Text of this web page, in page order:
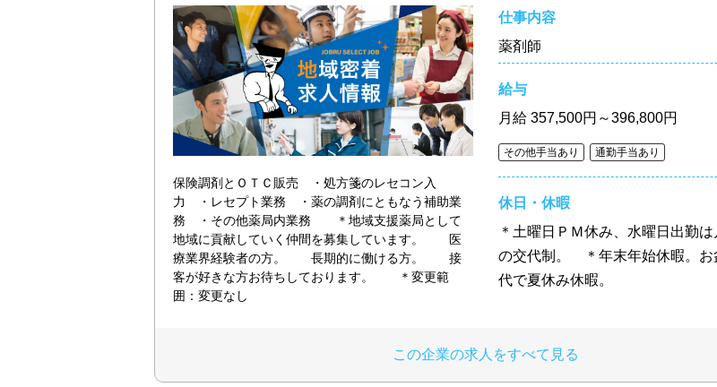
保険調剤とＯＴＣ販売 ・処方箋のレセコン入
力 ・レセプト業務 ・薬の調剤にともなう補助業
務 ・その他薬局内業務 ＊地域支援薬局として
地域に貢献していく仲間を募集しています。 医
療業界経験者の方。 長期的に働ける方。 接
客が好きな方お待ちしております。 ＊変更範
囲：変更なし
仕事内容
薬剤師
給与
月給 357,500円～396,800円
その他手当あり 通勤手当あり
休日・休暇
＊土曜日ＰＭ休み、水曜日出勤
の交代制。 ＊年末年始休暇。お
代で夏休み休暇。
この企業の求人をすべて見る